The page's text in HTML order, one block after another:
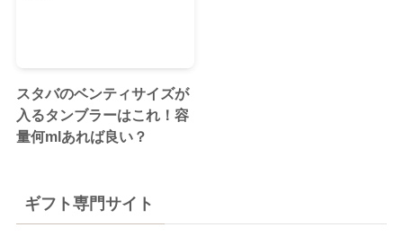
スタバのベンティサイズが
入るタンブラーはこれ！容
量何mlあれば良い？
ギフト専門サイト